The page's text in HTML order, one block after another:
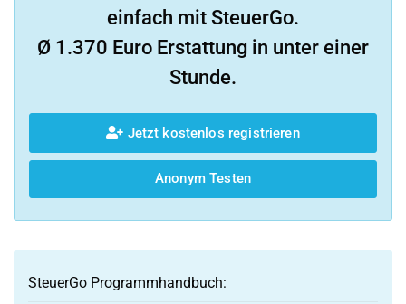
einfach mit SteuerGo.
Ø 1.370 Euro Erstattung in unter einer
Stunde.
Jetzt kostenlos registrieren
Anonym Testen
SteuerGo Programmhandbuch: